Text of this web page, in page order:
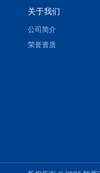
关于我们
公司简介
荣誉资质